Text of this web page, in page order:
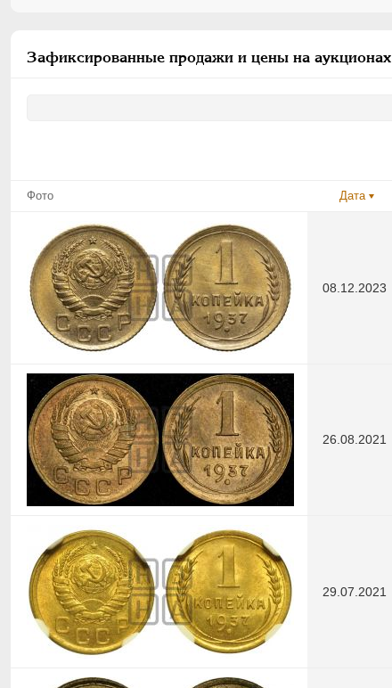
Зафиксированные продажи и цены на аукционах
Фото Дата
08.12.2023
26.08.2021
29.07.2021